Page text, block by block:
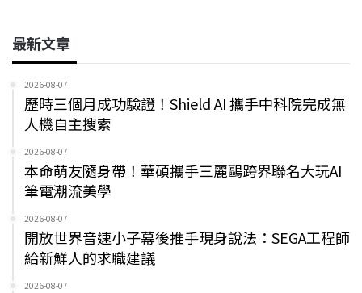
最新文章
2026-08-07
歷時三個月成功驗證！Shield AI 攜手中科院完成無
人機自主搜索
2026-08-07
本命萌友隨身帶！華碩攜手三麗鷗跨界聯名大玩AI
筆電潮流美學
2026-08-07
開放世界音速小子幕後推手現身說法：SEGA工程師
給新鮮人的求職建議
2026-08-07